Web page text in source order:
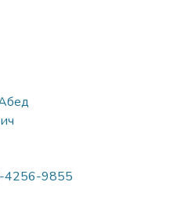
4256-9855